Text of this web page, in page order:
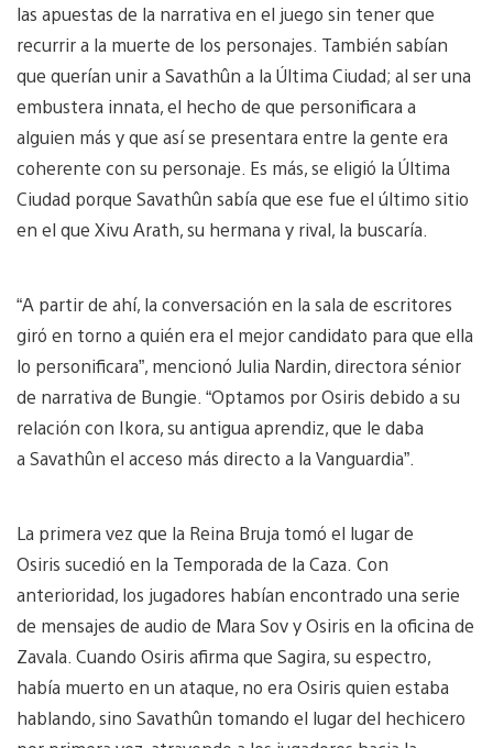
las apuestas de la narrativa en el juego sin tener que
recurrir a la muerte de los personajes. También sabían
que querían unir a Savathûn a la Última Ciudad; al ser una
embustera innata, el hecho de que personificara a
alguien más y que así se presentara entre la gente era
coherente con su personaje. Es más, se eligió la Última
Ciudad porque Savathûn sabía que ese fue el último sitio
en el que Xivu Arath, su hermana y rival, la buscaría.
“A partir de ahí, la conversación en la sala de escritores
giró en torno a quién era el mejor candidato para que ella
lo personificara”, mencionó Julia Nardin, directora sénior
de narrativa de Bungie. “Optamos por Osiris debido a su
relación con Ikora, su antigua aprendiz, que le daba
a Savathûn el acceso más directo a la Vanguardia”.
La primera vez que la Reina Bruja tomó el lugar de
Osiris sucedió en la Temporada de la Caza. Con
anterioridad, los jugadores habían encontrado una serie
de mensajes de audio de Mara Sov y Osiris en la oficina de
Zavala. Cuando Osiris afirma que Sagira, su espectro,
había muerto en un ataque, no era Osiris quien estaba
hablando, sino Savathûn tomando el lugar del hechicero